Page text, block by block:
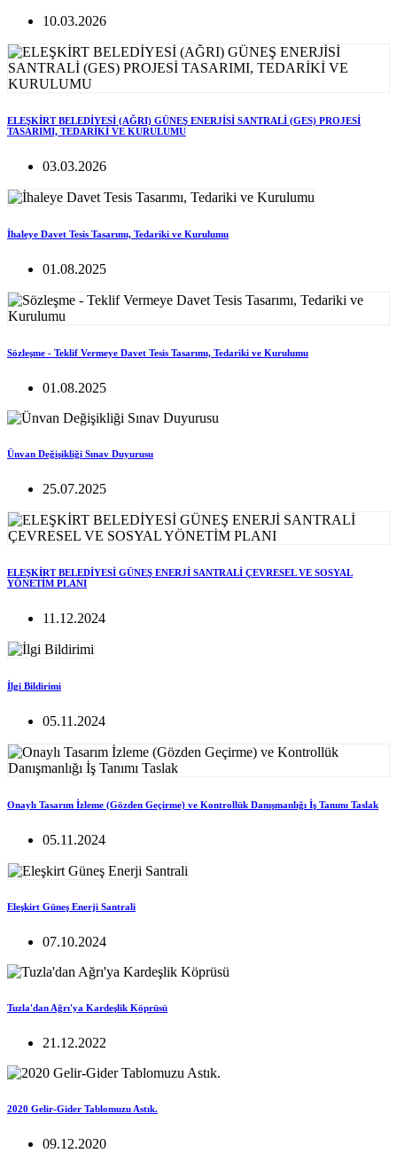
10.03.2026
ELEŞKİRT BELEDİYESİ (AĞRI) GÜNEŞ ENERJİSİ SANTRALİ (GES) PROJESİ
TASARIMI, TEDARİKİ VE KURULUMU
03.03.2026
İhaleye Davet Tesis Tasarımı, Tedariki ve Kurulumu
01.08.2025
Sözleşme - Teklif Vermeye Davet Tesis Tasarımı, Tedariki ve Kurulumu
01.08.2025
Ünvan Değişikliği Sınav Duyurusu
25.07.2025
ELEŞKİRT BELEDİYESİ GÜNEŞ ENERJİ SANTRALİ ÇEVRESEL VE SOSYAL
YÖNETİM PLANI
11.12.2024
İlgi Bildirimi
05.11.2024
Onaylı Tasarım İzleme (Gözden Geçirme) ve Kontrollük Danışmanlığı İş Tanımı Taslak
05.11.2024
Eleşkirt Güneş Enerji Santrali
07.10.2024
Tuzla'dan Ağrı'ya Kardeşlik Köprüsü
21.12.2022
2020 Gelir-Gider Tablomuzu Astık.
09.12.2020